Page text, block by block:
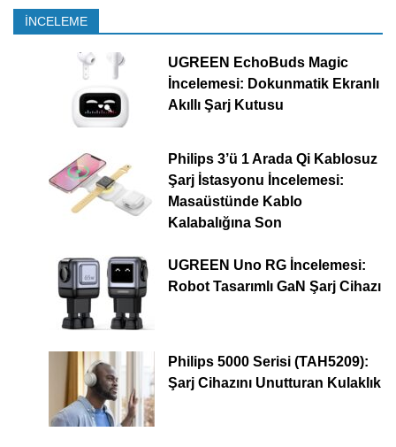
İNCELEME
UGREEN EchoBuds Magic
İncelemesi: Dokunmatik Ekranlı
Akıllı Şarj Kutusu
Philips 3’ü 1 Arada Qi Kablosuz
Şarj İstasyonu İncelemesi:
Masaüstünde Kablo
Kalabalığına Son
UGREEN Uno RG İncelemesi:
Robot Tasarımlı GaN Şarj Cihazı
Philips 5000 Serisi (TAH5209):
Şarj Cihazını Unutturan Kulaklık